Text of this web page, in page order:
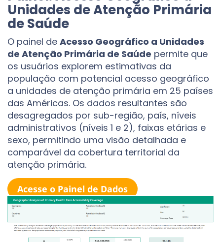
Unidades de Atenção Primária
de Saúde
O painel de Acesso Geográfico a Unidades
de Atenção Primária de Saúde permite que
os usuários explorem estimativas da
população com potencial acesso geográfico
a unidades de atenção primária em 25 países
das Américas. Os dados resultantes são
desagregados por sub-região, país, níveis
administrativos (níveis 1 e 2), faixas etárias e
sexo, permitindo uma visão detalhada e
comparável da cobertura territorial da
atenção primária.
Acesse o Painel de Dados